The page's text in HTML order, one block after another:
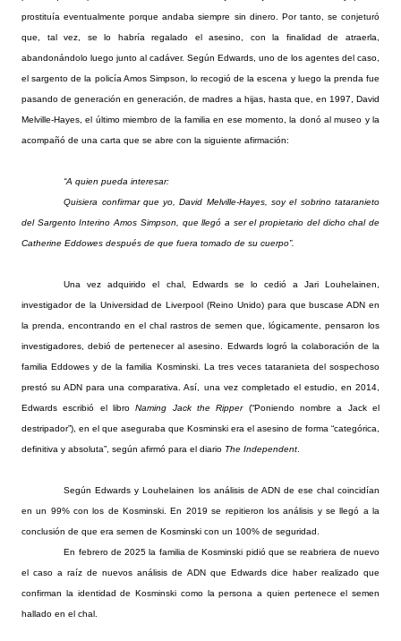
prostituía eventualmente porque andaba siempre sin dinero. Por tanto, se conjeturó
que, tal vez, se lo habría regalado el asesino, con la finalidad de atraerla,
abandonándolo luego junto al cadáver. Según Edwards, uno de los agentes del caso,
el sargento de la policía Amos Simpson, lo recogió de la escena y luego la prenda fue
pasando de generación en generación, de madres a hijas, hasta que, en 1997, David
Melville-Hayes, el último miembro de la familia en ese momento, la donó al museo y la
acompañó de una carta que se abre con la siguiente afirmación:
“A quien pueda interesar:
Quisiera confirmar que yo, David Melville-Hayes, soy el sobrino tataranieto
del Sargento Interino Amos Simpson, que llegó a ser el propietario del dicho chal de
Catherine Eddowes después de que fuera tomado de su cuerpo”.
Una vez adquirido el chal, Edwards se lo cedió a Jari Louhelainen,
investigador de la Universidad de Liverpool (Reino Unido) para que buscase ADN en
la prenda, encontrando en el chal rastros de semen que, lógicamente, pensaron los
investigadores, debió de pertenecer al asesino. Edwards logró la colaboración de la
familia Eddowes y de la familia Kosminski. La tres veces tataranieta del sospechoso
prestó su ADN para una comparativa. Así, una vez completado el estudio, en 2014,
Edwards escribió el libroNaming Jack the Ripper(“Poniendo nombre a Jack el
destripador”), en el que aseguraba que Kosminski era el asesino de forma “categórica,
definitiva y absoluta”, según afirmó para el diario The Independent
Según Edwards y Louhelainen los análisis de ADN de ese chal coincidían
en un 99% con los de Kosminski. En 2019 se repitieron los análisis y se llegó a la
conclusión de que era semen de Kosminski con un 100% de seguridad.
En febrero de 2025 la familia de Kosminski pidió que se reabriera de nuevo
el caso a raíz de nuevos análisis de ADN que Edwards dice haber realizado que
confirman la identidad de Kosminski como la persona a quien pertenece el semen
hallado en el chal.